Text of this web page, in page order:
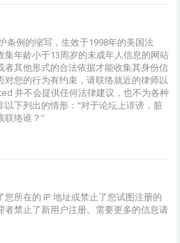
条例的缩写，生效于1998年的美国法
年龄小于13周岁的未成年人信息的网站
者其他形式的合法依据才能收集其身份信
您的行为有约束，请联络就近的律师以
并不会提供任何法律建议，也不为各种
下列出的情形：“对于论坛上诽谤，脏
联络谁？”
所在的 IP 地址或禁止了您试图注册的
者禁止了新用户注册。需要更多的信息请